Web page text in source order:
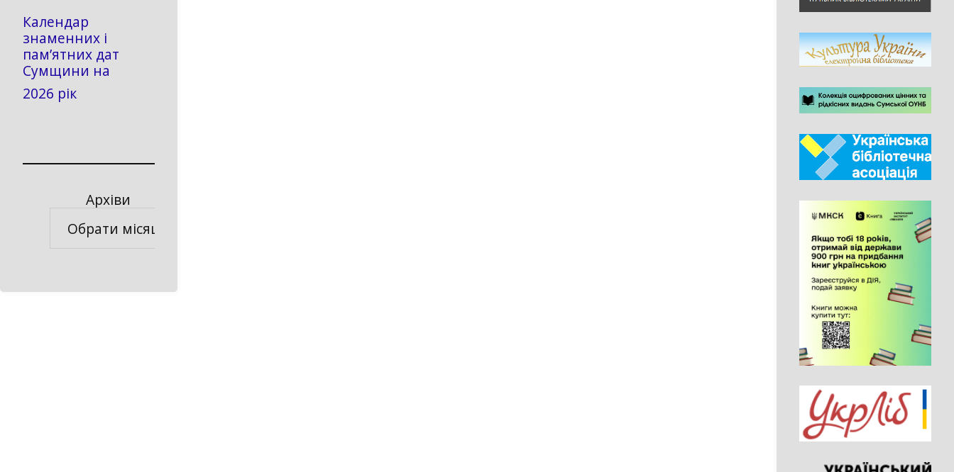
Календар
знаменних і
пам’ятних дат
Сумщини на
2026 рік
Архіви